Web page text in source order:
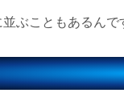
ぶこともあるん